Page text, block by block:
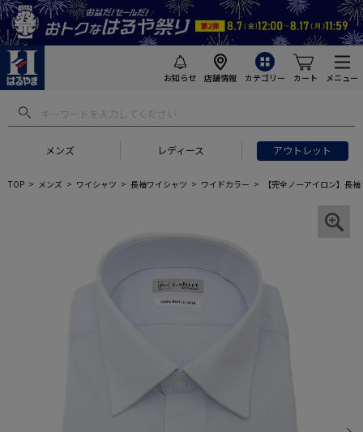
お知らせ 店舗情報 カテゴリー カート メニュー
メンズ レディース アウトレット
TOP メンズ ワイシャツ 長袖ワイシャツ ワイドカラー 【完全ノーアイロン】長